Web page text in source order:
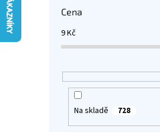
Cena
9Kč
Na skladě 728